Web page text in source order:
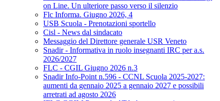
on Line. Un ulteriore passo verso il silenzio
Flc Informa. Giugno 2026, 4
USB Scuola - Prenotazioni sportello
Cisl - News dal sindacato
Messaggio del Direttore generale USR Veneto
Snadir - Informativa in ruolo insegnanti IRC per a.s.
2026/2027
FLC - CGIL Giugno 2026 n.3
Snadir Info-Point n.596 - CCNL Scuola 2025-2027:
aumenti da gennaio 2025 a gennaio 2027 e possibili
arretrati ad agosto 2026